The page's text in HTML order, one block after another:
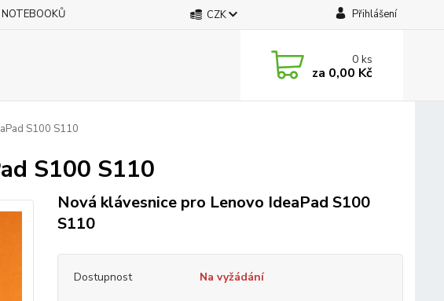
CZK Přihlášení
0ks
za 0,00 Kč
S100 S110
S100 S110
Nová klávesnice pro Lenovo IdeaPad S100
S110
Dostupnost Na vyžádání